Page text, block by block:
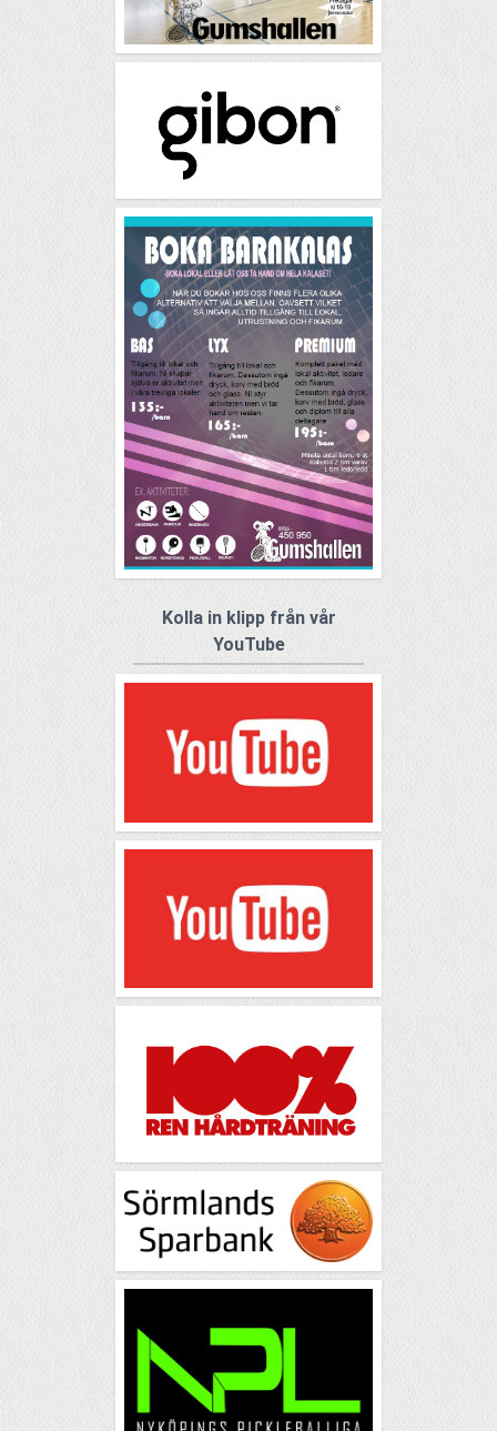
Kolla in klipp från vår
YouTube